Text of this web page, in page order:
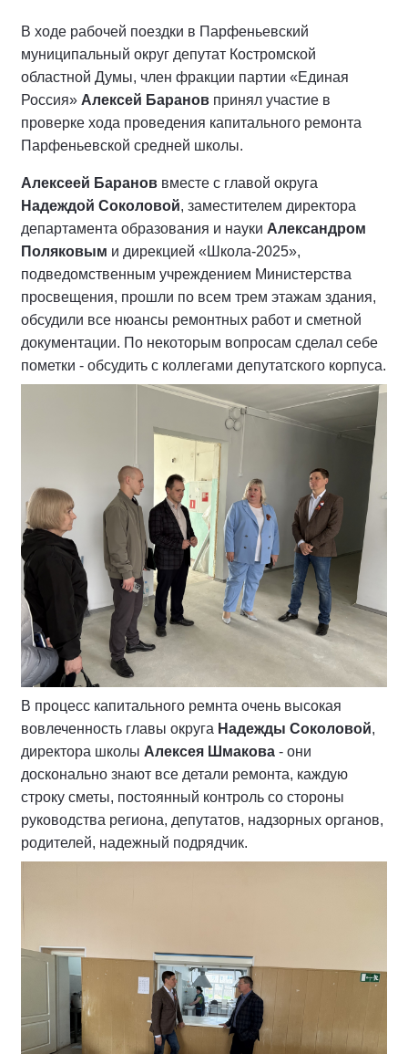
В ходе рабочей поездки в Парфеньевский
муниципальный округ депутат Костромской
областной Думы, член фракции партии «Единая
Россия» Алексей Баранов принял участие в
проверке хода проведения капитального ремонта
Парфеньевской средней школы.
Алексеей Баранов вместе с главой округа
Надеждой Соколовой, заместителем директора
департамента образования и науки Александром
Поляковым и дирекцией «Школа-2025»,
подведомственным учреждением Министерства
просвещения, прошли по всем трем этажам здания,
обсудили все нюансы ремонтных работ и сметной
документации. По некоторым вопросам сделал себе
пометки - обсудить с коллегами депутатского корпуса.
В процесс капитального ремнта очень высокая
вовлеченность главы округа Надежды Соколовой,
директора школы Алексея Шмакова - они
досконально знают все детали ремонта, каждую
строку сметы, постоянный контроль со стороны
руководства региона, депутатов, надзорных органов,
родителей, надежный подрядчик.